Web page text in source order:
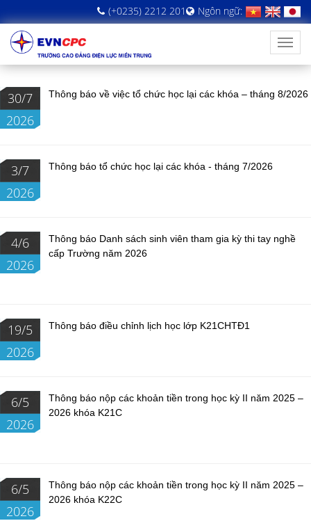
Ngôn ngữ:
(+0235) 2212 201
30/7
2026
Thông báo về việc tổ chức học lại các khóa – tháng 8/2026
3/7
2026
Thông báo tổ chức học lại các khóa - tháng 7/2026
4/6
2026
Thông báo Danh sách sinh viên tham gia kỳ thi tay nghề
cấp Trường năm 2026
19/5
2026
Thông báo điều chỉnh lịch học lớp K21CHTĐ1
6/5
2026
Thông báo nộp các khoản tiền trong học kỳ II năm 2025 –
2026 khóa K21C
6/5
2026
Thông báo nộp các khoản tiền trong học kỳ II năm 2025 –
2026 khóa K22C